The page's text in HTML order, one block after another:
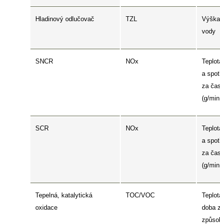
Hladinový odlučovač TZL
vody
SNCR NOx
a
za
(g/
SCR NOx
a
za
(g/
Tepelná, katalytická
oxidace
TOC/VOC
doba